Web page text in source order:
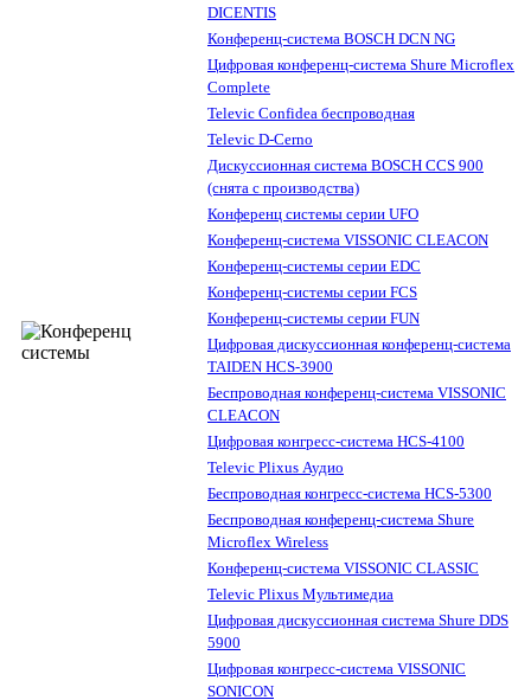
DICENTIS
Конференц-система BOSCH DCN NG
Цифровая конференц-система Shure Microflex
Complete
Televic Confidea беспроводная
Televic D-Cerno
Дискуссионная система BOSCH CCS 900
(снята с производства)
Конференц системы серии UFO
Конференц-система VISSONIC CLEACON
Конференц-системы серии EDC
Конференц-системы серии FCS
Конференц-системы серии FUN
Цифровая дискуссионная конференц-система
TAIDEN HCS-3900
Беспроводная конференц-система VISSONIC
CLEACON
Цифровая конгресс-система HCS-4100
Televic Plixus Аудио
Беспроводная конгресс-система HCS-5300
Беспроводная конференц-система Shure
Microflex Wireless
Конференц-система VISSONIC CLASSIC
Televic Plixus Мультимедиа
Цифровая дискуссионная система Shure DDS
5900
Цифровая конгресс-система VISSONIC
SONICON